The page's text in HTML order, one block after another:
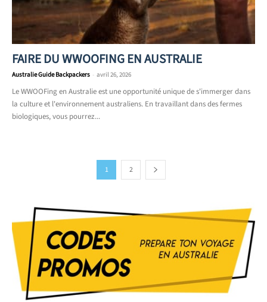
FAIRE DU WWOOFING EN AUSTRALIE
Australie Guide Backpackers - avril 26, 2026
Le WWOOFing en Australie est une opportunité unique de s'immerger dans
la culture et l'environnement australiens. En travaillant dans des fermes
biologiques, vous pourrez...
1 2